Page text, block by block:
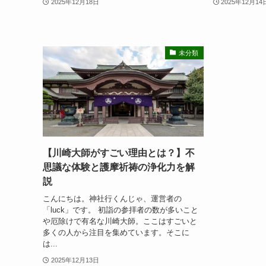
2025年12月18日 2025年12月14
未分類
【川崎大師がすごい理由とは？】不
思議な体験と護摩祈祷の浄化力を解
説
こんにちは。神社行くんじゃ、運営者の
「luck」です。 初詣の参拝者の数が多いこと
や厄除けで有名な川崎大師。ここはすごいと
多くの人から注目を集めています。そこに
は...
2025年12月13日